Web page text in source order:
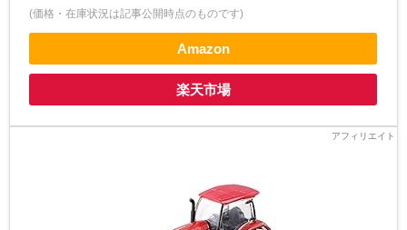
(価格・在庫状況は記事公開時点のものです)
Amazon
楽天市場